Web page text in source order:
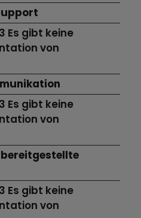
Es gibt keine
von
Es gibt keine
von
bereitgestellte
Es gibt keine
von